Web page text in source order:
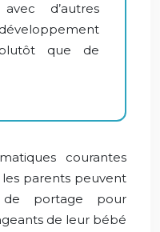
d’autres
que de
courantes
parents peuvent
de portage pour
de leur bébé